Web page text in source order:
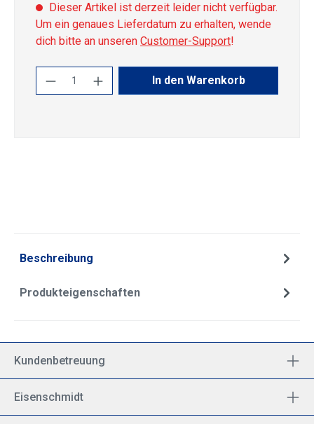
Dieser Artikel ist derzeit leider nicht verfügbar.
Um ein genaues Lieferdatum zu erhalten, wende
dich bitte an unseren Customer-Support!
Produkt Anzahl: Gib den gewünschten
In den Warenkorb
Beschreibung
Produkteigenschaften
Kundenbetreuung
Eisenschmidt